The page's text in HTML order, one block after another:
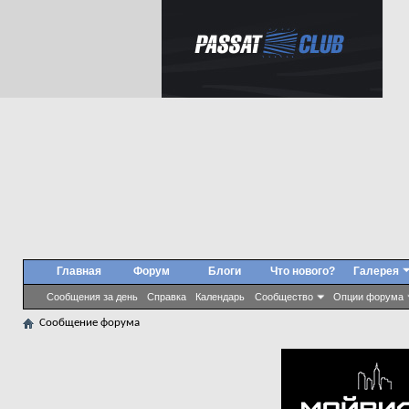
Главная Форум
Сообщения за день Справка Календарь Сообщество Опции форума
Блоги Что нового? Галерея
Сообщение форума